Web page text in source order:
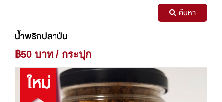
ค้นหา
น้ำพริกปลาป่น
฿50 บาท / กระปุก